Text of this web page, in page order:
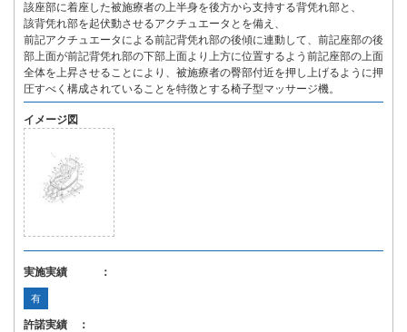
該座部に着座した被施療者の上半身を後方から支持する背凭れ部と、
該背凭れ部を起伏動させるアクチュエータとを備え、
前記アクチュエータによる前記背凭れ部の後傾に連動して、前記座部の後
部上面が前記背凭れ部の下部上面より上方に位置するよう前記座部の上面
全体を上昇させることにより、被施療者の臀部付近を押し上げるように押
圧すべく構成されていることを特徴とする椅子型マッサージ機。
イメージ図
実施実績 ：
有
許諾実績 ：